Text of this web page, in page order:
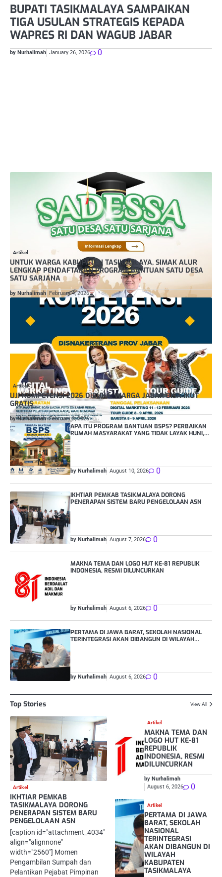
BUPATI TASIKMALAYA SAMPAIKAN
TIGA USULAN STRATEGIS KEPADA
WAPRES RI DAN WAGUB JABAR
by Nurhalimah January 26, 2026 0
Artikel
UNTUK WARGA KABUPATEN TASIKMALAYA, SIMAK ALUR
LENGKAP PENDAFTARAN PROGRAM BANTUAN SATU DESA
SATU SARJANA
by Nurhalimah February 4, 2026 0
Artikel
UJI KOMPETENSI 2026 DIBUKA, WARGA JABAR BISA IKUT
GRATIS
by Nurhalimah February 3, 2026 0
APA ITU PROGRAM BANTUAN BSPS? PERBAIKAN
RUMAH MASYARAKAT YANG TIDAK LAYAK HUNI,
by Nurhalimah August 10, 2026 0
IKHTIAR PEMKAB TASIKMALAYA DORONG
PENERAPAN SISTEM BARU PENGELOLAAN ASN
by Nurhalimah August 7, 2026 0
MAKNA TEMA DAN LOGO HUT KE-81 REPUBLIK
INDONESIA, RESMI DILUNCURKAN
by Nurhalimah August 6, 2026 0
PERTAMA DI JAWA BARAT, SEKOLAH NASIONAL
TERINTEGRASI AKAN DIBANGUN DI WILAYAH
by Nurhalimah August 6, 2026 0
Top Stories View All
Artikel
IKHTIAR PEMKAB
TASIKMALAYA DORONG
PENERAPAN SISTEM BARU
PENGELOLAAN ASN
[caption id="attachment_4034"
align="alignnone"
width="2560"] Momen
Pengambilan Sumpah dan
Pelantikan Pejabat Pimpinan
Artikel
MAKNA TEMA DAN
LOGO HUT KE-81
REPUBLIK
INDONESIA, RESMI
DILUNCURKAN
by Nurhalimah
August 6, 2026
0
Artikel
PERTAMA DI JAWA
BARAT, SEKOLAH
NASIONAL
TERINTEGRASI
AKAN DIBANGUN DI
WILAYAH
KABUPATEN
TASIKMALAYA